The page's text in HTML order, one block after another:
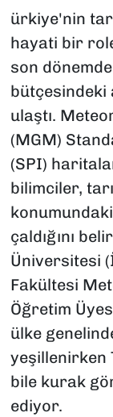
ürkiye'nin
hayati bir
son
bütçesindeki
ulaştı.
(MGM)
(SPI)
bilimciler,
konumundaki
çaldığını
Üniversitesi
Fakültesi
Öğretim
ülke
yeşillenirken
bile kurak
ediyor.